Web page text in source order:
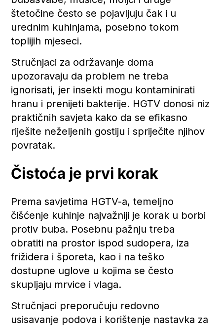
štetočine često se pojavljuju čak i u
urednim kuhinjama, posebno tokom
toplijih mjeseci.
Stručnjaci za održavanje doma
upozoravaju da problem ne treba
ignorisati, jer insekti mogu kontaminirati
hranu i prenijeti bakterije. HGTV donosi niz
praktičnih savjeta kako da se efikasno
riješite neželjenih gostiju i spriječite njihov
povratak.
Čistoća je prvi korak
Prema savjetima HGTV-a, temeljno
čišćenje kuhinje najvažniji je korak u borbi
protiv buba. Posebnu pažnju treba
obratiti na prostor ispod sudopera, iza
frižidera i šporeta, kao i na teško
dostupne uglove u kojima se često
skupljaju mrvice i vlaga.
Stručnjaci preporučuju redovno
usisavanje podova i korištenje nastavka za